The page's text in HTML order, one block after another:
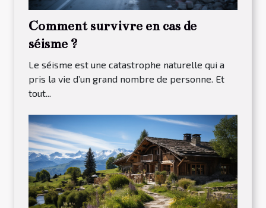
Comment survivre en cas de
séisme ?
Le séisme est une catastrophe naturelle qui a
pris la vie d’un grand nombre de personne. Et
tout...